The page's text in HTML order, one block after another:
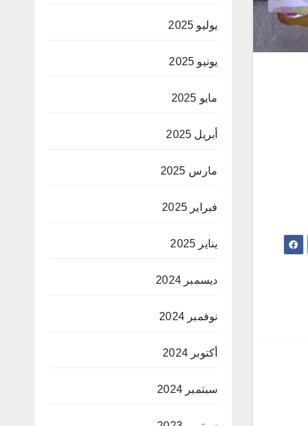
يوليو 2025
يونيو 2025
مايو 2025
أبريل 2025
مارس 2025
فبراير 2025
يناير 2025
ديسمبر 2024
نوفمبر 2024
أكتوبر 2024
سبتمبر 2024